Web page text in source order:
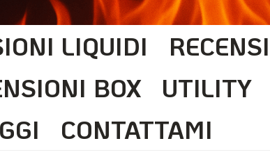
LIQUIDI
BOX UTILITY
CONTATTAMI